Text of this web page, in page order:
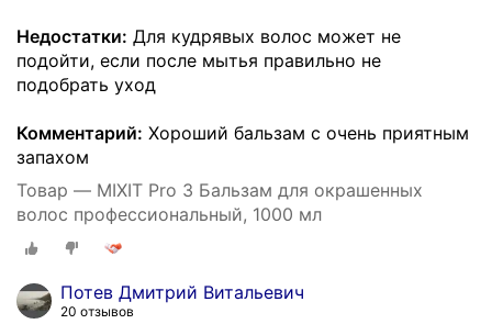
Недостатки: Для кудрявых волос может не
подойти, если после мытья правильно не
подобрать уход
Комментарий: Хороший бальзам с очень приятным
запахом
Товар — MIXIT Pro 3 Бальзам для окрашенных
волос профессиональный, 1000 мл
Потев Дмитрий Витальевич
20 отзывов